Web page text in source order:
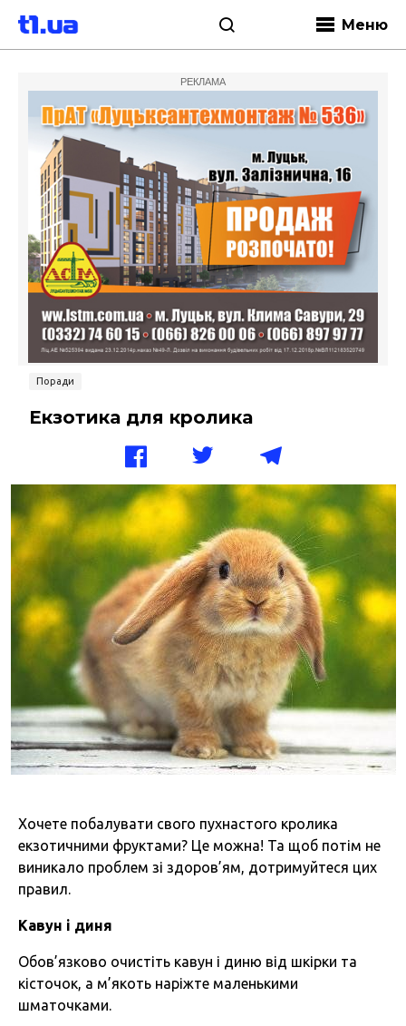
Меню
РЕКЛАМА
Поради
Екзотика для кролика
Хочете побалувати свого пухнастого кролика
екзотичними фруктами? Це можна! Та щоб потім не
виникало проблем зі здоров’ям, дотримуйтеся цих
правил.
Кавун і диня
Обов’язково очистіть кавун і диню від шкірки та
кісточок, а м’якоть наріжте маленькими
шматочками.